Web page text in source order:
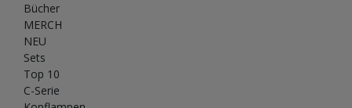
Bücher
MERCH
NEU
Sets
Top 10
C-Serie